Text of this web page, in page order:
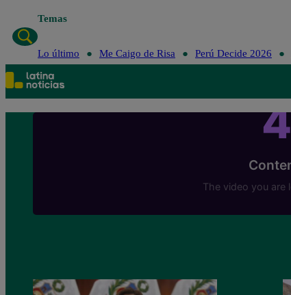
Temas
Lo último Me Caigo de Risa Perú Decide 2026